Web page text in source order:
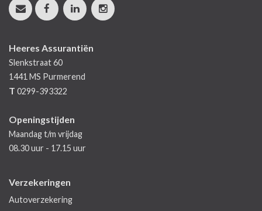
Heeres Assurantiën
Slenkstraat 60
1441 MS Purmerend
T 0299-393322
Openingstijden
Maandag t/m vrijdag
08.30 uur - 17.15 uur
Verzekeringen
Autoverzekering